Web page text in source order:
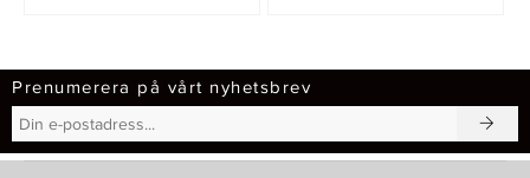
Prenumerera på vårt nyhetsbrev